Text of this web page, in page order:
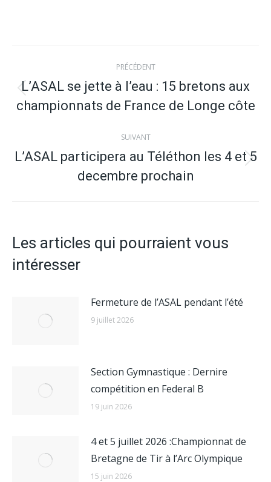
Navigation
article
PRÉCÉDENT
précédent
L’ASAL se jette à l’eau : 15 bretons aux
championnats de France de Longe côte
SUIVANT
suivant
L’ASAL participera au Téléthon les 4 et 5
decembre prochain
Les articles qui pourraient vous
intéresser
Fermeture de l’ASAL pendant l’été
9 juillet 2026
Section Gymnastique : Dernire
compétition en Federal B
19 juin 2026
4 et 5 juillet 2026 :Championnat de
Bretagne de Tir à l’Arc Olympique
15 juin 2026